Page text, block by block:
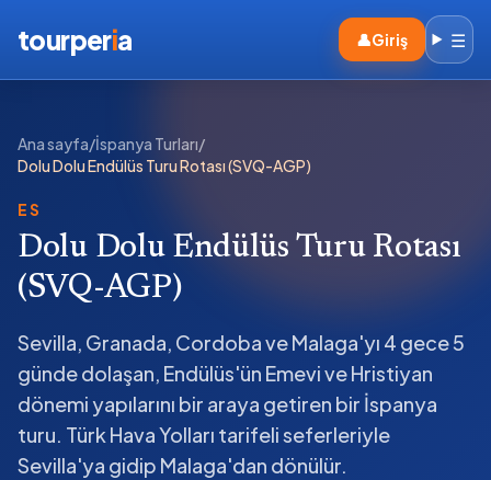
tourperia 👤Giriş ☰
Ana sayfa/İspanya Turları/
Dolu Dolu Endülüs Turu Rotası (SVQ-AGP)
ES
Dolu Dolu Endülüs Turu Rotası
(SVQ-AGP)
Sevilla, Granada, Cordoba ve Malaga'yı 4 gece 5
günde dolaşan, Endülüs'ün Emevi ve Hristiyan
dönemi yapılarını bir araya getiren bir İspanya
turu. Türk Hava Yolları tarifeli seferleriyle
Sevilla'ya gidip Malaga'dan dönülür.